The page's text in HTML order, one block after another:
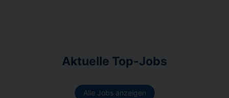
Aktuelle Top-Jobs
Alle Jobs anzeigen